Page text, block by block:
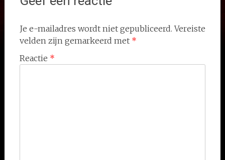
Je e-mailadres wordt niet gepubliceerd. Vereiste
velden zijn gemarkeerd met *
Reactie *